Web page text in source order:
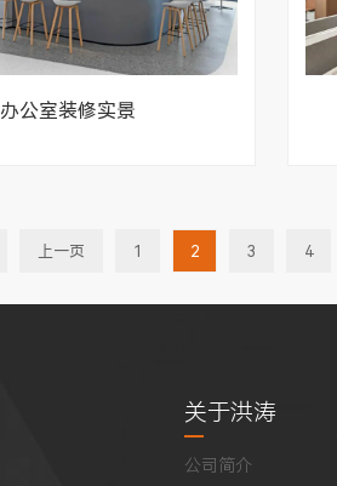
办公室装修实景
上一页 1 2 3 4
关于洪涛
公司简介